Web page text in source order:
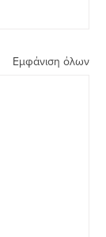
Εμφάνιση όλων